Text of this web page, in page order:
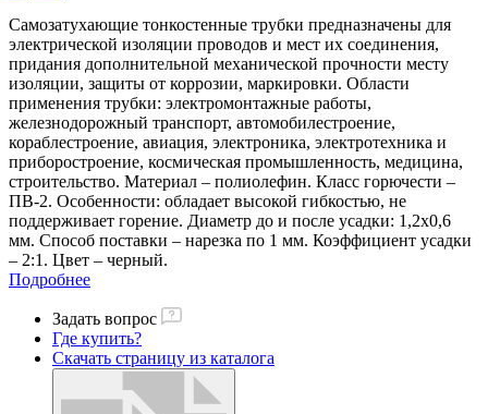
Самозатухающие тонкостенные трубки предназначены для
электрической изоляции проводов и мест их соединения,
придания дополнительной механической прочности месту
изоляции, защиты от коррозии, маркировки. Области
применения трубки: электромонтажные работы,
железнодорожный транспорт, автомобилестроение,
кораблестроение, авиация, электроника, электротехника и
приборостроение, космическая промышленность, медицина,
строительство. Материал – полиолефин. Класс горючести –
ПВ-2. Особенности: обладает высокой гибкостью, не
поддерживает горение. Диаметр до и после усадки: 1,2х0,6
мм. Способ поставки – нарезка по 1 мм. Коэффициент усадки
– 2:1. Цвет – черный.
Подробнее
Задать вопрос
Где купить?
Скачать страницу из каталога